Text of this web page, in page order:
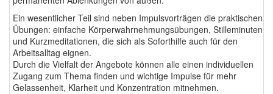
Ein wesentlicher Teil sind neben Impulsvorträgen die praktischen
Übungen: einfache Körperwahrnehmungsübungen, Stilleminuten
und Kurzmeditationen, die sich als Soforthilfe auch für den
Arbeitsalltag eignen.
Durch die Vielfalt der Angebote können alle einen individuellen
Zugang zum Thema finden und wichtige Impulse für mehr
Gelassenheit, Klarheit und Konzentration mitnehmen.